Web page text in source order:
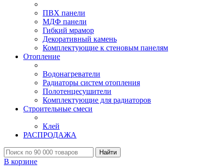
ПВХ панели
МДФ панели
Гибкий мрамор
Декоративный камень
Комплектующие к стеновым панелям
Отопление
Водонагреватели
Радиаторы систем отопления
Полотенцесушители
Комплектующие для радиаторов
Строительные смеси
Клей
РАСПРОДАЖА
Найти
В корзине